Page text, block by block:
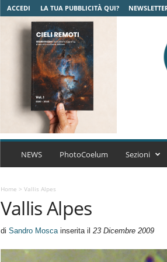
ACCEDI LA TUA PUBBLICITÀ QUI?
C
r
NEWS PhotoCoelum Sezioni
Home > Vallis Alpes
Vallis Alpes
di Sandro Moscainserita il 23 Dicembre 2009